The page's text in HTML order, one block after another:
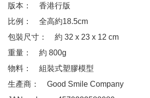
版本：　香港行版
比例：　全高約18.5cm
包裝尺寸：　約 32 x 23 x 12 cm
重量：　約 800g
物料：　組裝式塑膠模型
生產商：　Good Smile Company